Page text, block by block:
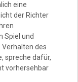
eine
der Richter
Spiel und
Verhalten des
spreche dafür,
vorhersehbar